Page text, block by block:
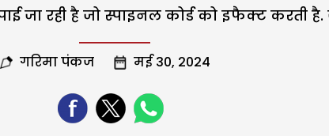
जा रही है जो स्पाइनल कोर्ड को इफैक्ट करती
गरिमा पंकज मई 30, 2024